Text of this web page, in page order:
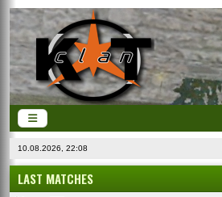
10.08.2026, 22:08
LAST MATCHES